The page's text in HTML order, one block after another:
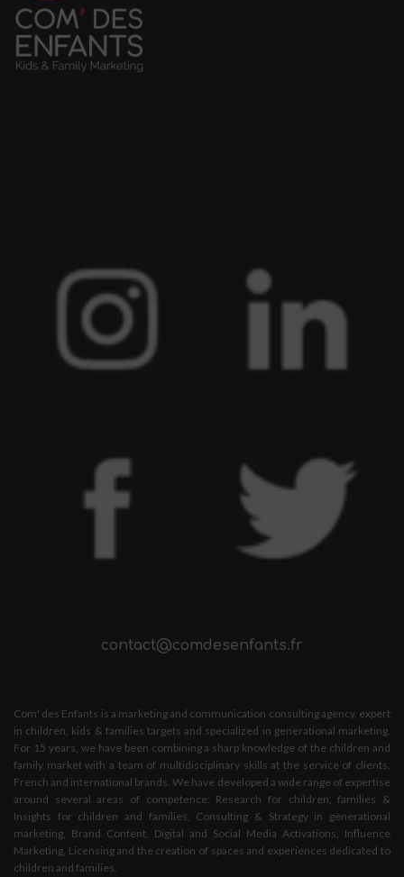
contact@comdesenfants.fr
Com' des Enfants is a marketing and communication consulting agency, expert
in children, kids & families targets and specialized in generational marketing.
For 15 years, we have been combining a sharp knowledge of the children and
family market with a team of multidisciplinary skills at the service of clients,
French and international brands. We have developed a wide range of expertise
around several areas of competence: Research for children, families &
Insights for children and families, Consulting & Strategy in generational
marketing, Brand Content, Digital and Social Media Activations, Influence
Marketing, Licensing and the creation of spaces and experiences dedicated to
children and families.